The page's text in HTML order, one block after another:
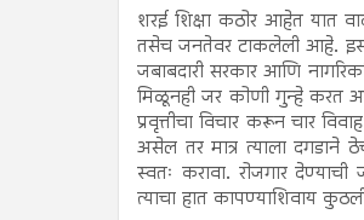
शरई शिक्षा कठोर आहेत यात
तसेच जनतेवर टाकलेली आहे.
जबाबदारी सरकार आणि
मिळूनही जर कोणी गुन्हे करत
प्रवृत्तीचा विचार करून चार
असेल तर मात्र त्याला दगडाने
स्वतः करावा. रोजगार
त्याचा हात कापण्याशिवाय